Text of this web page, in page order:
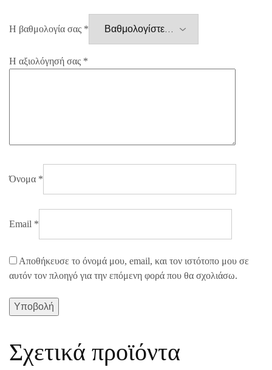
Η βαθμολογία σας *
Η αξιολόγησή σας *
Όνομα *
Email *
Αποθήκευσε το όνομά μου, email, και τον ιστότοπο μου σε
αυτόν τον πλοηγό για την επόμενη φορά που θα σχολιάσω.
Σχετικά προϊόντα